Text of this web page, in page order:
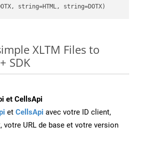
string=HTML, string=DOTX)
XLTM Files to
SDK
et CellsApi
et CellsApi avec votre ID client,
URL de base et votre version